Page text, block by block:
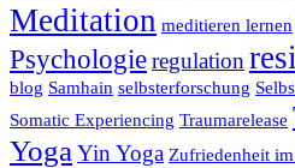
Meditation meditieren lernen
Psychologieregulation
blog Samhain selbsterforschung
Somatic Experiencing Traumarelease
Yoga Yin Yoga Zufriedenheit